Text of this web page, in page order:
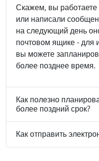
Скажем, вы
или написали
на следующий день
почтовом ящике - для
вы можете
более позднее время.
Как полезно
более поздний срок?
Как отправить